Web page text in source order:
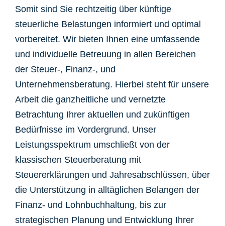
Somit sind Sie rechtzeitig über künftige
steuerliche Belastungen informiert und optimal
vorbereitet. Wir bieten Ihnen eine umfassende
und individuelle Betreuung in allen Bereichen
der Steuer-, Finanz-, und
Unternehmensberatung. Hierbei steht für unsere
Arbeit die ganzheitliche und vernetzte
Betrachtung Ihrer aktuellen und zukünftigen
Bedürfnisse im Vordergrund. Unser
Leistungsspektrum umschließt von der
klassischen Steuerberatung mit
Steuererklärungen und Jahresabschlüssen, über
die Unterstützung in alltäglichen Belangen der
Finanz- und Lohnbuchhaltung, bis zur
strategischen Planung und Entwicklung Ihrer